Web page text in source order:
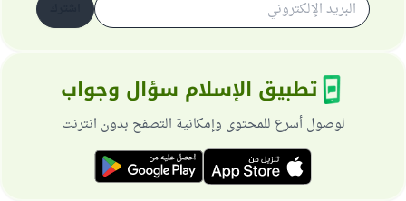
تطبيق الإسلام سؤال وجواب
لوصول أسرع للمحتوى وإمكانية التصفح بدون انترنت